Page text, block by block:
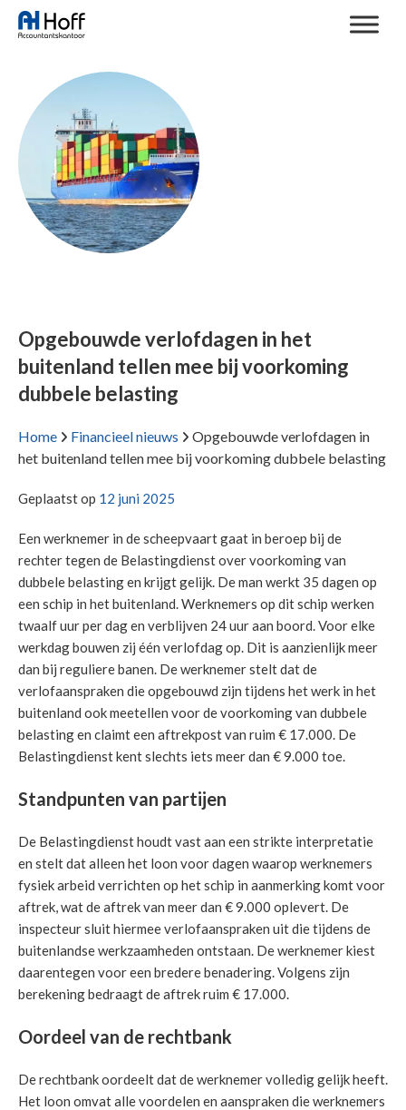
Opgebouwde verlofdagen in het
buitenland tellen mee bij voorkoming
dubbele belasting
Home Financieel nieuws
Opgebouwde verlofdagen in
het buitenland tellen mee bij voorkoming dubbele belasting
Geplaatst op 12 juni 2025
Een werknemer in de scheepvaart gaat in beroep bij de
rechter tegen de Belastingdienst over voorkoming van
dubbele belasting en krijgt gelijk. De man werkt 35 dagen op
een schip in het buitenland. Werknemers op dit schip werken
twaalf uur per dag en verblijven 24 uur aan boord. Voor elke
werkdag bouwen zij één verlofdag op. Dit is aanzienlijk meer
dan bij reguliere banen. De werknemer stelt dat de
verlofaanspraken die opgebouwd zijn tijdens het werk in het
buitenland ook meetellen voor de voorkoming van dubbele
belasting en claimt een aftrekpost van ruim € 17.000. De
Belastingdienst kent slechts iets meer dan € 9.000 toe.
Standpunten van partijen
De Belastingdienst houdt vast aan een strikte interpretatie
en stelt dat alleen het loon voor dagen waarop werknemers
fysiek arbeid verrichten op het schip in aanmerking komt voor
aftrek, wat de aftrek van meer dan € 9.000 oplevert. De
inspecteur sluit hiermee verlofaanspraken uit die tijdens de
buitenlandse werkzaamheden ontstaan. De werknemer kiest
daarentegen voor een bredere benadering. Volgens zijn
berekening bedraagt de aftrek ruim € 17.000.
Oordeel van de rechtbank
De rechtbank oordeelt dat de werknemer volledig gelijk heeft.
Het loon omvat alle voordelen en aanspraken die werknemers